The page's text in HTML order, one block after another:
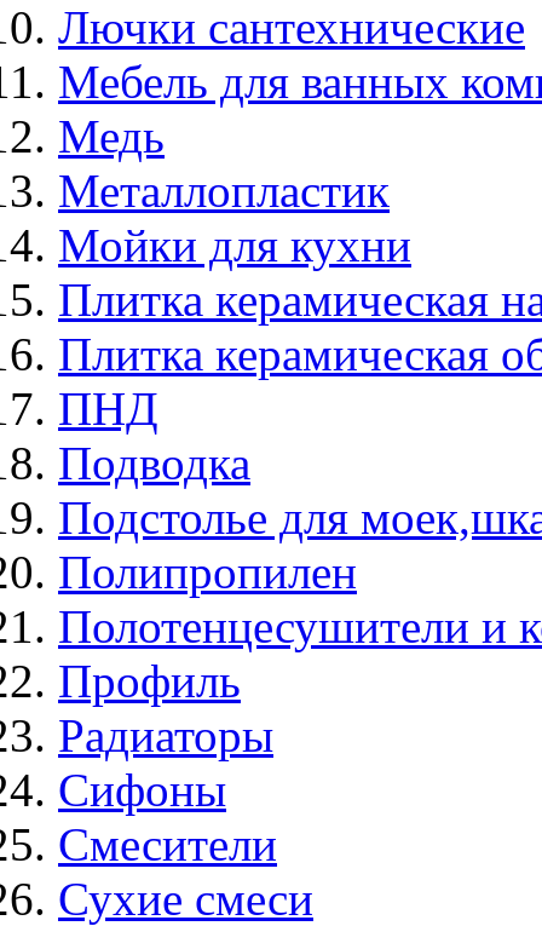
Лючки сантехнические
Мебель для ванных
Медь
Металлопластик
Мойки для кухни
Плитка керамическая
Плитка керамическая
ПНД
Подводка
Подстолье для
Полипропилен
Полотенцесушители и
Профиль
Радиаторы
Сифоны
Смесители
Сухие смеси